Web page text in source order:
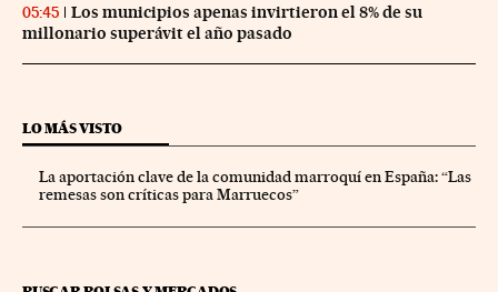
05:45
Los municipios apenas invirtieron el 8% de su
millonario superávit el año pasado
LO MÁS VISTO
La aportación clave de la comunidad marroquí en España: “Las
remesas son críticas para Marruecos”